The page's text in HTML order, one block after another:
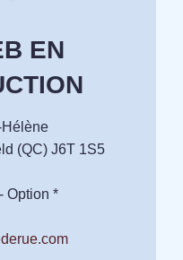
EN
(QC) J6T 1S5
Option *